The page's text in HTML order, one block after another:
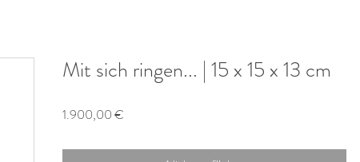
Mit sich ringen... | 15 x 15 x 13 cm
1.900,00 €